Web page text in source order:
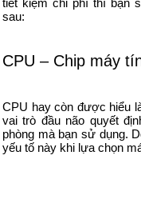
tiết kiệm chi phí thì bạn
sau:
CPU – Chip máy
CPU hay còn được hiểu
vai trò đầu não quyết
phòng mà bạn sử dụng.
yếu tố này khi lựa chọn